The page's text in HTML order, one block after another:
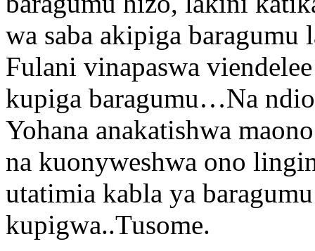
wa saba akipiga
Fulani vinapaswa
kupiga baragumu…Na
Yohana anakatishwa
na kuonyweshwa ono
utatimia kabla ya
kupigwa..Tusome.